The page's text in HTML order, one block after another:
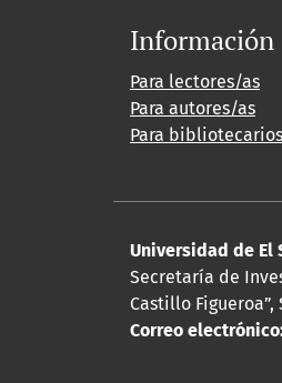
Información
Para lectores/as
Para autores/as
Para
Universidad de El
Secretaría de
Castillo
Correo